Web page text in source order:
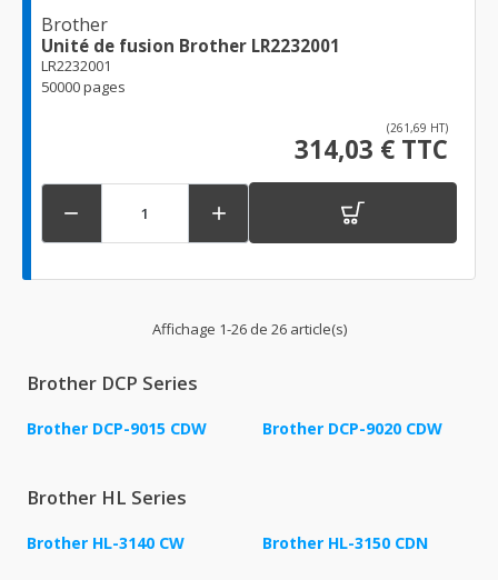
Brother
Unité de fusion Brother LR2232001
LR2232001
50000 pages
(261,69 HT)
314,03 € TTC
 
Affichage 1-26 de 26 article(s)
Brother DCP Series
Brother DCP-9015 CDW Brother DCP-9020 CDW
Brother HL Series
Brother HL-3140 CW Brother HL-3150 CDN